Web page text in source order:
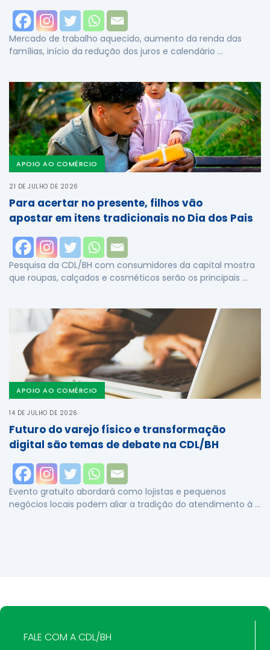
Mercado de trabalho aquecido, aumento da renda das
famílias, início da redução dos juros e calendário …
APOIO AO COMÉRCIO
21 DE JULHO DE 2026
Para acertar no presente, filhos vão
apostar em itens tradicionais no Dia dos Pais
Pesquisa da CDL/BH com consumidores da capital mostra
que roupas, calçados e cosméticos serão os principais …
APOIO AO COMÉRCIO
14 DE JULHO DE 2026
Futuro do varejo físico e transformação
digital são temas de debate na CDL/BH
Evento gratuito abordará como lojistas e pequenos
negócios locais podem aliar a tradição do atendimento à …
FALE COM A CDL/BH